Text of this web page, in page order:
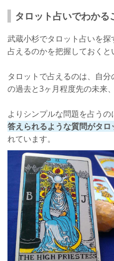
タロット占いでわかる
武蔵小杉でタロット占いを
占えるのかを把握しておくと
タロットで占えるのは、自
の過去と3ヶ月程度先の未来
よりシンプルな問題を占うの
答えられるような質問がタ
れています。